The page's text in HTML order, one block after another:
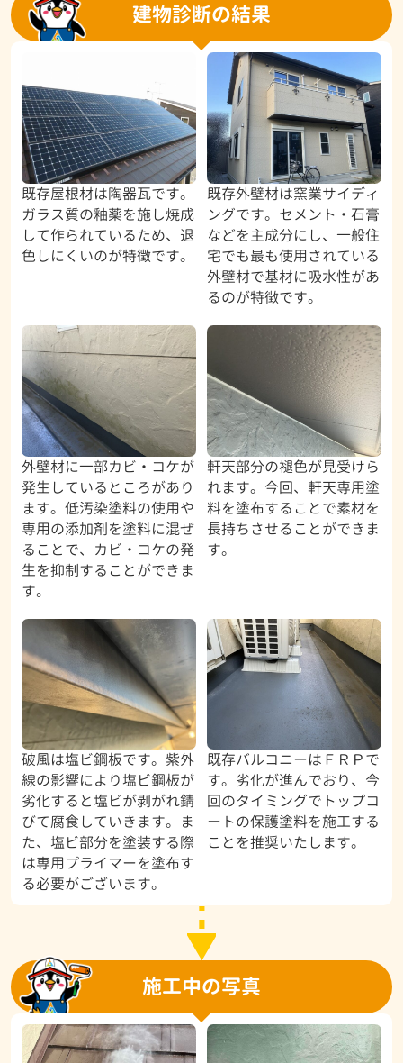
建物診断の結果
既存屋根材は陶器瓦です。
ガラス質の釉薬を施し焼成
して作られているため、退
色しにくいのが特徴です。
既存外壁材は窯業サイディ
ングです。セメント・石膏
などを主成分にし、一般住
宅でも最も使用されている
外壁材で基材に吸水性があ
るのが特徴です。
外壁材に一部カビ・コケが
発生しているところがあり
ます。低汚染塗料の使用や
専用の添加剤を塗料に混ぜ
ることで、カビ・コケの発
生を抑制することができま
す。
軒天部分の褪色が見受けら
れます。今回、軒天専用塗
料を塗布することで素材を
長持ちさせることができま
す。
破風は塩ビ鋼板です。紫外
線の影響により塩ビ鋼板が
劣化すると塩ビが剥がれ錆
びて腐食していきます。ま
た、塩ビ部分を塗装する際
は専用プライマーを塗布す
る必要がございます。
既存バルコニーはＦＲＰで
す。劣化が進んでおり、今
回のタイミングでトップコ
ートの保護塗料を施工する
ことを推奨いたします。
施工中の写真